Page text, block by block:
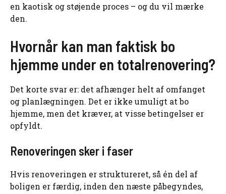
en kaotisk og støjende proces – og du vil mærke
den.
Hvornår kan man faktisk bo
hjemme under en totalrenovering?
Det korte svar er: det afhænger helt af omfanget
og planlægningen. Det er ikke umuligt at bo
hjemme, men det kræver, at visse betingelser er
opfyldt.
Renoveringen sker i faser
Hvis renoveringen er struktureret, så én del af
boligen er færdig, inden den næste påbegyndes,